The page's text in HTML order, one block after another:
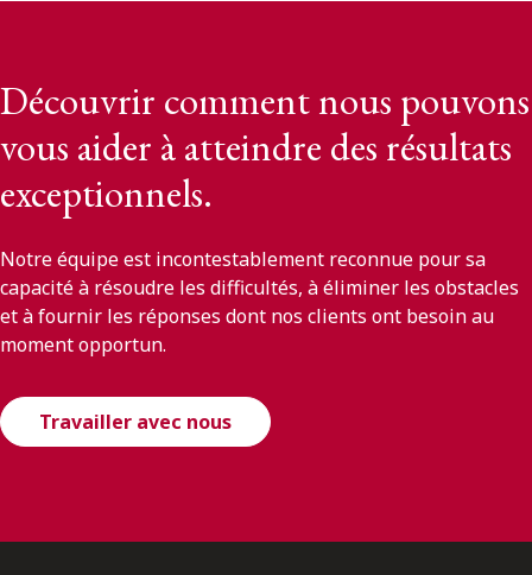
Découvrir comment nous pouvons
vous aider à atteindre des résultats
exceptionnels.
Notre équipe est incontestablement reconnue pour sa
capacité à résoudre les difficultés, à éliminer les obstacles
et à fournir les réponses dont nos clients ont besoin au
moment opportun.
Travailler avec nous